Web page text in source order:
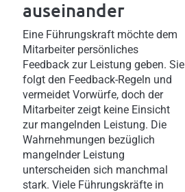
auseinander
Eine Führungskraft möchte dem
Mitarbeiter persönliches
Feedback zur Leistung geben. Sie
folgt den Feedback-Regeln und
vermeidet Vorwürfe, doch der
Mitarbeiter zeigt keine Einsicht
zur mangelnden Leistung. Die
Wahrnehmungen bezüglich
mangelnder Leistung
unterscheiden sich manchmal
stark. Viele Führungskräfte in